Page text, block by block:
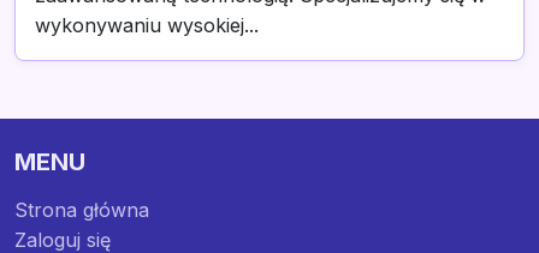
wykonywaniu wysokiej...
MENU
Strona główna
Zaloguj się